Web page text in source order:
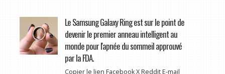
Le Samsung Galaxy Ring est sur le point de
devenir le premier anneau intelligent au
monde pour l'apnée du sommeil approuvé
par la FDA.
Copier le lien Facebook X Reddit E-mail